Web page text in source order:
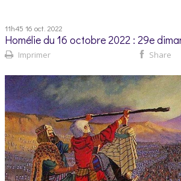
11h45 16 oct. 2022
Homélie du 16 octobre 2022 : 29e
Imprimer Share